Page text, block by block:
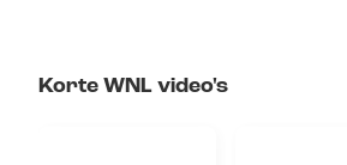
Korte WNL video's